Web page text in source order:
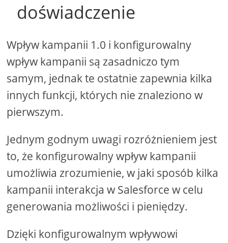
doświadczenie
Wpływ kampanii 1.0 i konfigurowalny
wpływ kampanii są zasadniczo tym
samym, jednak te ostatnie zapewnia kilka
innych funkcji, których nie znaleziono w
pierwszym.
Jednym godnym uwagi rozróżnieniem jest
to, że konfigurowalny wpływ kampanii
umożliwia zrozumienie, w jaki sposób kilka
kampanii interakcja w Salesforce w celu
generowania możliwości i pieniędzy.
Dzięki konfigurowalnym wpływowi